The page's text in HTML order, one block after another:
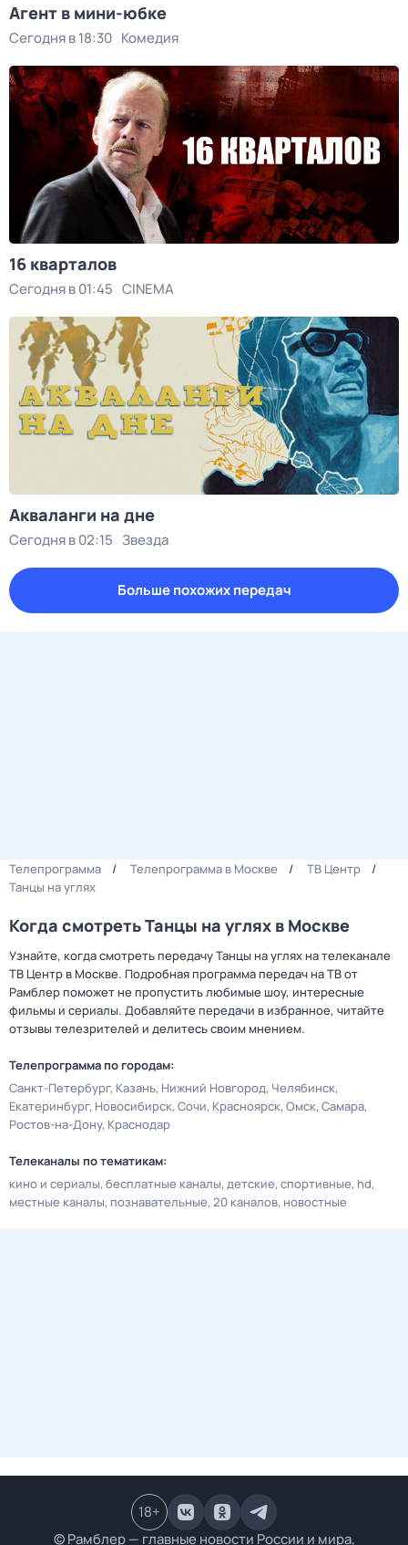
Агент в мини-юбке
Сегодня в 18:30 Комедия
16 кварталов
Сегодня в 01:45 CINEMA
Акваланги на дне
Сегодня в 02:15 Звезда
Больше похожих передач
Телепрограмма Телепрограмма в Москве
ТВ Центр
Танцы на углях
Когда смотреть Танцы на углях в Москве
Узнайте, когда смотреть передачу Танцы на углях на телеканале
ТВ Центр в Москве. Подробная программа передач на ТВ от
Рамблер поможет не пропустить любимые шоу, интересные
фильмы и сериалы. Добавляйте передачи в избранное, читайте
отзывы телезрителей и делитесь своим мнением.
Телепрограмма по городам:
Санкт-Петербург Казань Нижний Новгород Челябинск
Екатеринбург Новосибирск Сочи Красноярск Омск Самара
Ростов-на-Дону Краснодар
Телеканалы по тематикам:
кино и сериалы бесплатные каналы детские спортивные hd
местные каналы познавательные 20 каналов новостные
© Рамблер — главные новости России и мира,
18+